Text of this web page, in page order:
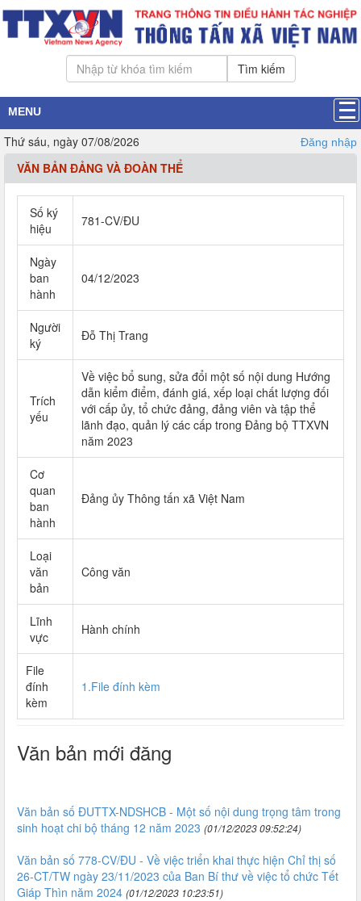
Tìm kiếm
MENU
Thứ sáu, ngày 07/08/2026 Đăng nhập
VĂN BẢN ĐẢNG VÀ ĐOÀN THỂ
Số ký
hiệu
781-CV/ĐU
Ngày
ban
hành
04/12/2023
Người
ký
Đỗ Thị Trang
Trích
yếu
Về việc bổ sung, sửa đổi một số nội dung Hướng
dẫn kiểm điểm, đánh giá, xếp loại chất lượng đối
với cấp ủy, tổ chức đảng, đảng viên và tập thể
lãnh đạo, quản lý các cấp trong Đảng bộ TTXVN
năm 2023
Cơ
quan
ban
hành
Đảng ủy Thông tấn xã Việt Nam
Loại
văn
bản
Công văn
Lĩnh
vực
Hành chính
File
đính
kèm
1.File đính kèm
Văn bản mới đăng
Văn bản số ĐUTTX-NDSHCB - Một số nội dung trọng tâm trong
sinh hoạt chi bộ tháng 12 năm 2023 (01/12/2023 09:52:24)
Văn bản số 778-CV/ĐU - Về việc triển khai thực hiện Chỉ thị số
26-CT/TW ngày 23/11/2023 của Ban Bí thư về việc tổ chức Tết
Giáp Thìn năm 2024 (01/12/2023 10:23:51)